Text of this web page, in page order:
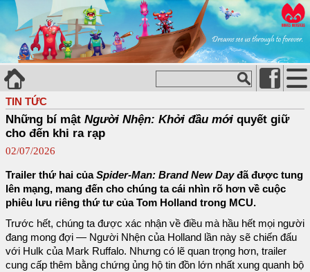
TIN TỨC
Những bí mật Người Nhện: Khởi đầu mới quyết giữ
cho đến khi ra rạp
02/07/2026
Trailer thứ hai củaSpider-Man: Brand New Dayđã được tung
lên mạng, mang đến cho chúng ta cái nhìn rõ hơn về cuộc
phiêu lưu riêng thứ tư của Tom Holland trong MCU.
Trước hết, chúng ta được xác nhận về điều mà hầu hết mọi người
đang mong đợi — Người Nhện của Holland lần này sẽ chiến đấu
với Hulk của Mark Ruffalo. Nhưng có lẽ quan trọng hơn, trailer
cung cấp thêm bằng chứng ủng hộ tin đồn lớn nhất xung quanh bộ